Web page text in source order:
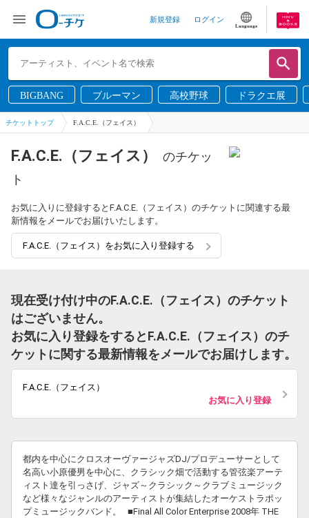
新規登録 ログイン
Language
BIGBANG ブルーマン 高校野球 ドラクエ展
チケットトップ F.A.C.E.（フェイス）
F.A.C.E.（フェイス）
のチケッ
ト
お気に入りに登録するとF.A.C.E.（フェイス）のチケットに関連する最
新情報をメールでお届けいたします。
F.A.C.E.（フェイス）をお気に入り登録する
現在受け付け中のF.A.C.E.（フェイス）のチケット
はございません。
お気に入り登録をするとF.A.C.E.（フェイス）のチ
ケットに関する最新情報をメールでお届けします。
F.A.C.E.（フェイス）
お気に入り登録
都内を中心にクロスオーヴァージャズDJ/プロデューサーとして
名高い小原優男を中心に、クラシック畑で活動する管弦楽アーテ
ィスト達を引っさげ、ジャズ～クラシック～クラブミュージック
など様々なジャンルのアーティストが集結したオーケストラポッ
プミュージックバンド。 ■Final All Color Enterprise 2008年 THE